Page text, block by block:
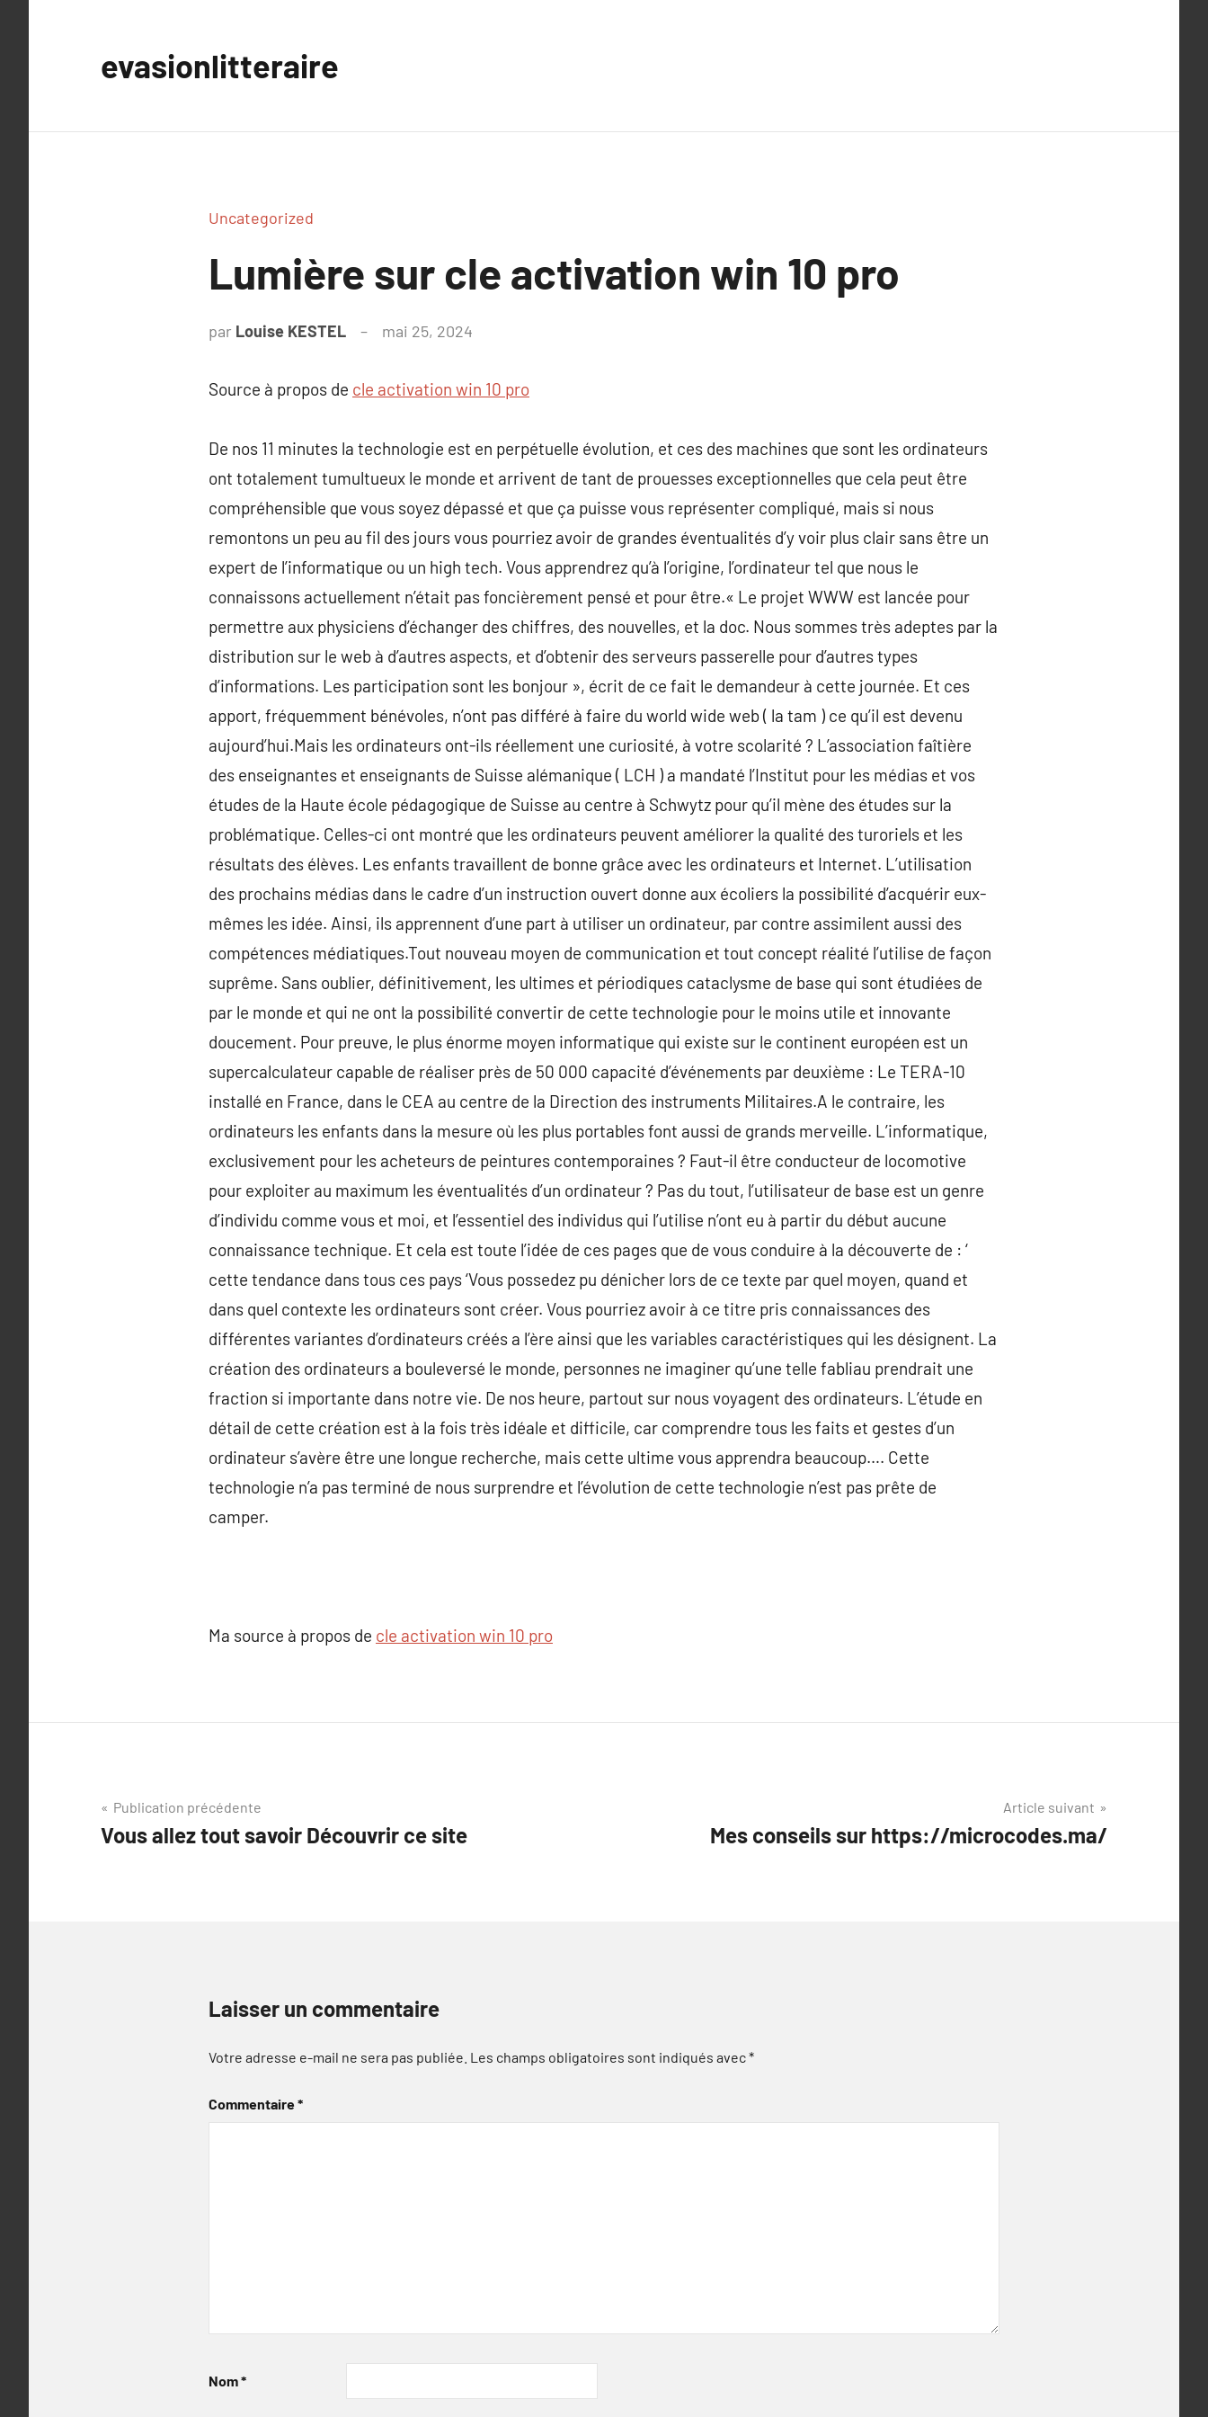
evasionlitteraire
Uncategorized
Lumière sur cle activation win 10 pro
par Louise KESTEL mai 25, 2024
Source à propos de cle activation win 10 pro
De nos 11 minutes la technologie est en perpétuelle évolution, et ces des machines que sont les ordinateurs
ont totalement tumultueux le monde et arrivent de tant de prouesses exceptionnelles que cela peut être
compréhensible que vous soyez dépassé et que ça puisse vous représenter compliqué, mais si nous
remontons un peu au fil des jours vous pourriez avoir de grandes éventualités d’y voir plus clair sans être un
expert de l’informatique ou un high tech. Vous apprendrez qu’à l’origine, l’ordinateur tel que nous le
connaissons actuellement n’était pas foncièrement pensé et pour être.« Le projet WWW est lancée pour
permettre aux physiciens d’échanger des chiffres, des nouvelles, et la doc. Nous sommes très adeptes par la
distribution sur le web à d’autres aspects, et d’obtenir des serveurs passerelle pour d’autres types
d’informations. Les participation sont les bonjour », écrit de ce fait le demandeur à cette journée. Et ces
apport, fréquemment bénévoles, n’ont pas différé à faire du world wide web ( la tam ) ce qu’il est devenu
aujourd’hui.Mais les ordinateurs ont-ils réellement une curiosité, à votre scolarité ? L’association faîtière
des enseignantes et enseignants de Suisse alémanique ( LCH ) a mandaté l’Institut pour les médias et vos
études de la Haute école pédagogique de Suisse au centre à Schwytz pour qu’il mène des études sur la
problématique. Celles-ci ont montré que les ordinateurs peuvent améliorer la qualité des turoriels et les
résultats des élèves. Les enfants travaillent de bonne grâce avec les ordinateurs et Internet. L’utilisation
des prochains médias dans le cadre d’un instruction ouvert donne aux écoliers la possibilité d’acquérir eux-
mêmes les idée. Ainsi, ils apprennent d’une part à utiliser un ordinateur, par contre assimilent aussi des
compétences médiatiques.Tout nouveau moyen de communication et tout concept réalité l’utilise de façon
suprême. Sans oublier, définitivement, les ultimes et périodiques cataclysme de base qui sont étudiées de
par le monde et qui ne ont la possibilité convertir de cette technologie pour le moins utile et innovante
doucement. Pour preuve, le plus énorme moyen informatique qui existe sur le continent européen est un
supercalculateur capable de réaliser près de 50 000 capacité d’événements par deuxième : Le TERA-10
installé en France, dans le CEA au centre de la Direction des instruments Militaires.A le contraire, les
ordinateurs les enfants dans la mesure où les plus portables font aussi de grands merveille. L’informatique,
exclusivement pour les acheteurs de peintures contemporaines ? Faut-il être conducteur de locomotive
pour exploiter au maximum les éventualités d’un ordinateur ? Pas du tout, l’utilisateur de base est un genre
d’individu comme vous et moi, et l’essentiel des individus qui l’utilise n’ont eu à partir du début aucune
connaissance technique. Et cela est toute l’idée de ces pages que de vous conduire à la découverte de : ‘
cette tendance dans tous ces pays ‘Vous possedez pu dénicher lors de ce texte par quel moyen, quand et
dans quel contexte les ordinateurs sont créer. Vous pourriez avoir à ce titre pris connaissances des
différentes variantes d’ordinateurs créés a l’ère ainsi que les variables caractéristiques qui les désignent. La
création des ordinateurs a bouleversé le monde, personnes ne imaginer qu’une telle fabliau prendrait une
fraction si importante dans notre vie. De nos heure, partout sur nous voyagent des ordinateurs. L’étude en
détail de cette création est à la fois très idéale et difficile, car comprendre tous les faits et gestes d’un
ordinateur s’avère être une longue recherche, mais cette ultime vous apprendra beaucoup…. Cette
technologie n’a pas terminé de nous surprendre et l’évolution de cette technologie n’est pas prête de
camper.
Ma source à propos de cle activation win 10 pro
Navigation
de
Publication précédente
Vous allez tout savoir Découvrir ce site
Article suivant
Mes conseils sur https://microcodes.ma/
Laisser un commentaire
Votre adresse e-mail ne sera pas publiée. Les champs obligatoires sont indiqués avec*
Commentaire*
Nom*